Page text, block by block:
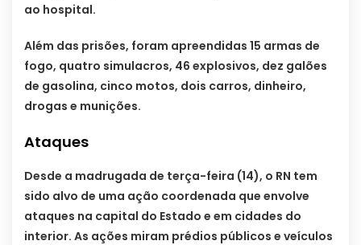
ao hospital.
Além das prisões, foram apreendidas 15 armas de
fogo, quatro simulacros, 46 explosivos, dez galões
de gasolina, cinco motos, dois carros, dinheiro,
drogas e munições.
Ataques
Desde a madrugada de terça-feira (14), o RN tem
sido alvo de uma ação coordenada que envolve
ataques na capital do Estado e em cidades do
interior. As ações miram prédios públicos e veículos